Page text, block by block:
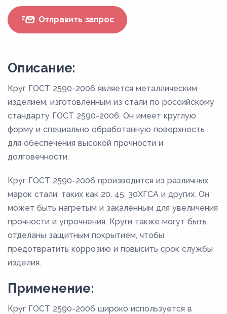
Отправить запрос
Описание:
Круг ГОСТ 2590-2006 является металлическим
изделием, изготовленным из стали по российскому
стандарту ГОСТ 2590-2006. Он имеет круглую
форму и специально обработанную поверхность
для обеспечения высокой прочности и
долговечности.
Круг ГОСТ 2590-2006 производится из различных
марок стали, таких как 20, 45, 30ХГСА и других. Он
может быть нагретым и закаленным для увеличения
прочности и упрочнения. Круги также могут быть
отделаны защитным покрытием, чтобы
предотвратить коррозию и повысить срок службы
изделия.
Применение:
Круг ГОСТ 2590-2006 широко используется в